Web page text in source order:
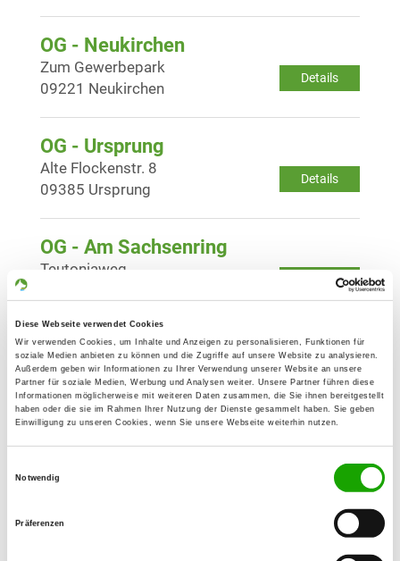
Diese Webseite verwendet Cookies
Wir verwenden Cookies, um Inhalte und Anzeigen zu personalisieren, Funktionen für
soziale Medien anbieten zu können und die Zugriffe auf unsere Website zu analysieren.
Außerdem geben wir Informationen zu Ihrer Verwendung unserer Website an unsere
Partner für soziale Medien, Werbung und Analysen weiter. Unsere Partner führen diese
Informationen möglicherweise mit weiteren Daten zusammen, die Sie ihnen bereitgestellt
haben oder die sie im Rahmen Ihrer Nutzung der Dienste gesammelt haben. Sie geben
Einwilligung zu unseren Cookies, wenn Sie unsere Webseite weiterhin nutzen.
Notwendig
Präferenzen
OG - Neukirchen
Details
Zum Gewerbepark
09221 Neukirchen
OG - Ursprung
Details
Alte Flockenstr. 8
09385 Ursprung
OG - Am Sachsenring
Details
Teutoniaweg
OG - Görbersdorf
Details
OG - Hundesportverein Hohndorf
e.V.
Details
R.-Breitscheid-Strasse